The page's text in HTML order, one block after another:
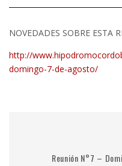
NOVEDADES SOBRE ESTA
http://
domingo-7-de-agosto/
Reunión N°7 –